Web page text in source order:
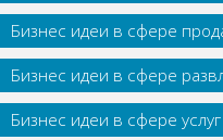
Бизнес идеи в сфере
Бизнес идеи в сфере
Бизнес идеи в сфере услуг